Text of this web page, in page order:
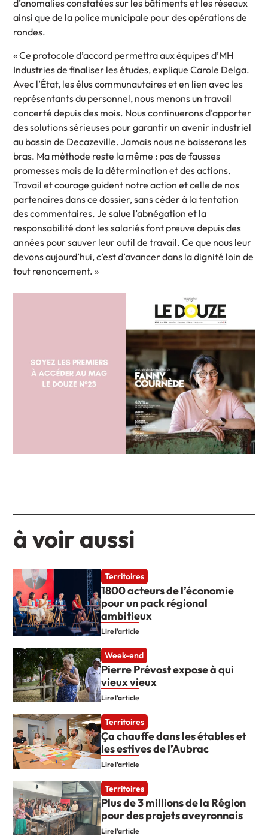
d’anomalies constatées sur les bâtiments et les réseaux
ainsi que de la police municipale pour des opérations de
rondes.
« Ce protocole d’accord permettra aux équipes d’MH
Industries de finaliser les études, explique Carole Delga.
Avec l’État, les élus communautaires et en lien avec les
représentants du personnel, nous menons un travail
concerté depuis des mois. Nous continuerons d’apporter
des solutions sérieuses pour garantir un avenir industriel
au bassin de Decazeville. Jamais nous ne baisserons les
bras. Ma méthode reste la même : pas de fausses
promesses mais de la détermination et des actions.
Travail et courage guident notre action et celle de nos
partenaires dans ce dossier, sans céder à la tentation
des commentaires. Je salue l’abnégation et la
responsabilité dont les salariés font preuve depuis des
années pour sauver leur outil de travail. Ce que nous leur
devons aujourd’hui, c’est d’avancer dans la dignité loin de
tout renoncement. »
à voir aussi
Territoires
1800 acteurs de l’économie
pour un pack régional
ambitieux
Lire l'article
Week-end
Pierre Prévost expose à qui
vieux vieux
Lire l'article
Territoires
Ça chauffe dans les étables et
les estives de l’Aubrac
Lire l'article
Territoires
Plus de 3 millions de la Région
pour des projets aveyronnais
Lire l'article